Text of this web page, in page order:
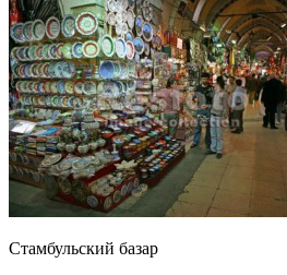
Стамбульский базар